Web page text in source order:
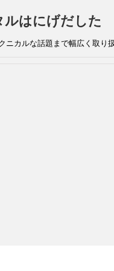
ルはにげだした
ニカルな話題まで幅広く取り